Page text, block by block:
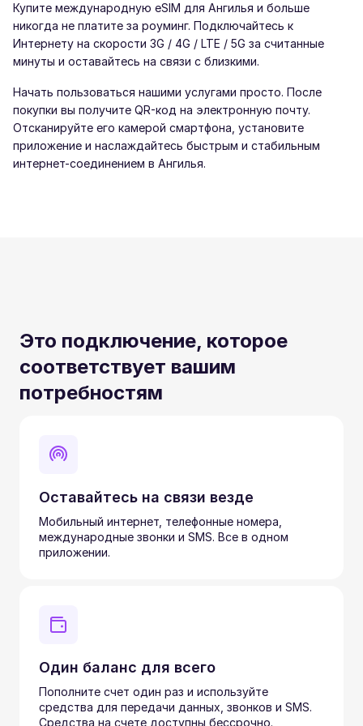
Купите международную eSIM для Ангилья и больше
никогда не платите за роуминг. Подключайтесь к
Интернету на скорости 3G / 4G / LTE / 5G за считанные
минуты и оставайтесь на связи с близкими.
Начать пользоваться нашими услугами просто. После
покупки вы получите QR-код на электронную почту.
Отсканируйте его камерой смартфона, установите
приложение и наслаждайтесь быстрым и стабильным
интернет-соединением в Ангилья.
Это подключение, которое
соответствует вашим
потребностям
Оставайтесь на связи везде
Мобильный интернет, телефонные номера,
международные звонки и SMS. Все в одном
приложении.
Один баланс для всего
Пополните счет один раз и используйте
средства для передачи данных, звонков и SMS.
Средства на счете доступны бессрочно.